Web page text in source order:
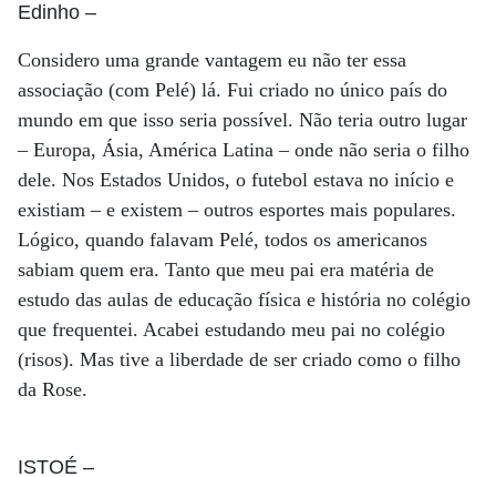
Edinho –
Considero uma grande vantagem eu não ter essa
associação (com Pelé) lá. Fui criado no único país do
mundo em que isso seria possível. Não teria outro lugar
– Europa, Ásia, América Latina – onde não seria o filho
dele. Nos Estados Unidos, o futebol estava no início e
existiam – e existem – outros esportes mais populares.
Lógico, quando falavam Pelé, todos os americanos
sabiam quem era. Tanto que meu pai era matéria de
estudo das aulas de educação física e história no colégio
que frequentei. Acabei estudando meu pai no colégio
(risos). Mas tive a liberdade de ser criado como o filho
da Rose.
ISTOÉ –